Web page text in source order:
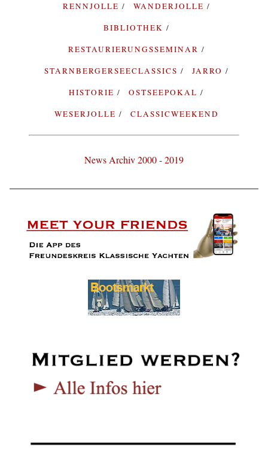
RENNJOLLE
WANDERJOLLE
BIBLIOTHEK
RESTAURIERUNGSSEMINAR
STARNBERGERSEECLASSICS
JARRO
HISTORIE
OSTSEEPOKAL
WESERJOLLE
CLASSICWEEKEND
News Archiv 2000 - 2019